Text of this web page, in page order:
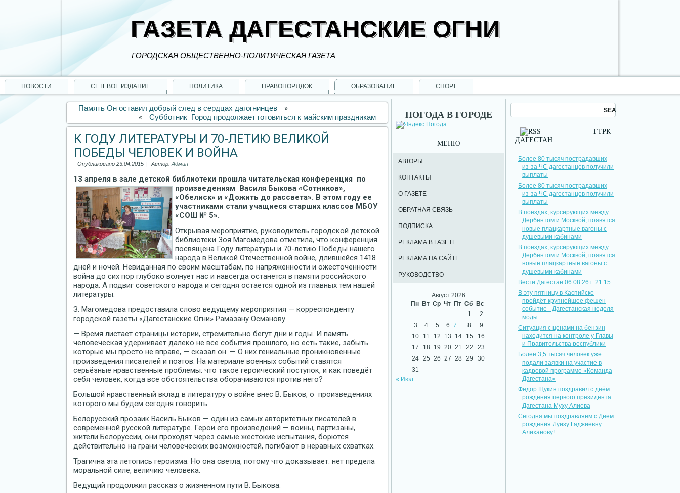
ГАЗЕТА ДАГЕСТАНСКИЕ ОГНИ
ГОРОДСКАЯ ОБЩЕСТВЕННО-ПОЛИТИЧЕСКАЯ ГАЗЕТА
НОВОСТИ СЕТЕВОЕ ИЗДАНИЕ ПОЛИТИКА ПРАВОПОРЯДОК ОБРАЗОВАНИЕ СПОРТ
Память Он оставил добрый след в сердцах дагогнинцев
»
«
Субботник Город продолжает готовиться к майским праздникам
К ГОДУ ЛИТЕРАТУРЫ И 70-ЛЕТИЮ ВЕЛИКОЙ
ПОБЕДЫ ЧЕЛОВЕК И ВОЙНА
Опубликовано 23.04.2015 | Автор: Админ
13 апреля в зале детской библиотеки прошла читательская конференция по
произведениям Василя Быкова «Сотников»,
«Обелиск» и «Дожить до рассвета». В этом году ее
участниками стали учащиеся старших классов МБОУ
«СОШ № 5».
Открывая мероприятие, руководитель городской детской
библиотеки Зоя Магомедова отметила, что конференция
посвящена Году литературы и 70-летию Победы нашего
народа в Великой Отечественной войне, длившейся 1418
дней и ночей. Невиданная по своим масштабам, по напряженности и ожесточенности
война до сих пор глубоко волнует нас и навсегда останется в памяти российского
народа. А подвиг советского народа и сегодня остается одной из главных тем нашей
литературы.
З. Магомедова предоставила слово ведущему мероприятия — корреспонденту
городской газеты «Дагестанские Огни» Рамазану Османову.
— Время листает страницы истории, стремительно бегут дни и годы. И память
человеческая удерживает далеко не все события прошлого, но есть такие, забыть
которые мы просто не вправе, — сказал он. — О них гениальные проникновенные
произведения писателей и поэтов. На материале военных событий ставятся
серьёзные нравственные проблемы: что такое героический поступок, и как поведёт
себя человек, когда все обстоятельства оборачиваются против него?
Большой нравственный вклад в литературу о войне внес В. Быков, о произведениях
которого мы будем сегодня говорить.
Белорусский прозаик Василь Быков — один из самых авторитетных писателей в
современной русской литературе. Герои его произведений — воины, партизаны,
жители Белоруссии, они проходят через самые жестокие испытания, борются
действительно на грани человеческих возможностей, погибают в неравных схватках.
Трагична эта летопись героизма. Но она светла, потому что доказывает: нет предела
моральной силе, величию человека.
Ведущий продолжил рассказ о жизненном пути В. Быкова:
ПОГОДА В ГОРОДЕ
МЕНЮ
АВТОРЫ
КОНТАКТЫ
О ГАЗЕТЕ
ОБРАТНАЯ СВЯЗЬ
ПОДПИСКА
РЕКЛАМА В ГАЗЕТЕ
РЕКЛАМА НА САЙТЕ
РУКОВОДСТВО
Август 2026
Пн Вт Ср Чт Пт Сб
Вс
1
2
3
4 5 6 7 8
9
10
11 12 13 14 15
16
17
18 19 20 21 22
23
24 25 26 27 28 29
30
31
« Июл
ГТРК
ДАГЕСТАН
Более 80 тысяч пострадавших
из-за ЧС дагестанцев получили
выплаты
Более 80 тысяч пострадавших
из-за ЧС дагестанцев получили
выплаты
В поездах, курсирующих между
Дербентом и Москвой, появятся
новые плацкартные вагоны с
душевыми кабинами
В поездах, курсирующих между
Дербентом и Москвой, появятся
новые плацкартные вагоны с
душевыми кабинами
Вести Дагестан 06.08.26 г. 21.15
В эту пятницу в Каспийске
пройдёт крупнейшее фешен
событие - Дагестанская неделя
моды
Ситуация с ценами на бензин
находится на контроле у Главы
и Правительства республики
Более 3,5 тысяч человек уже
подали заявки на участие в
кадровой программе «Команда
Дагестана»
Фёдор Щукин поздравил с днём
рождения первого президента
Дагестана Муху Алиева
Сегодня мы поздравляем с Днем
рождения Луизу Гаджиевну
Алиханову!